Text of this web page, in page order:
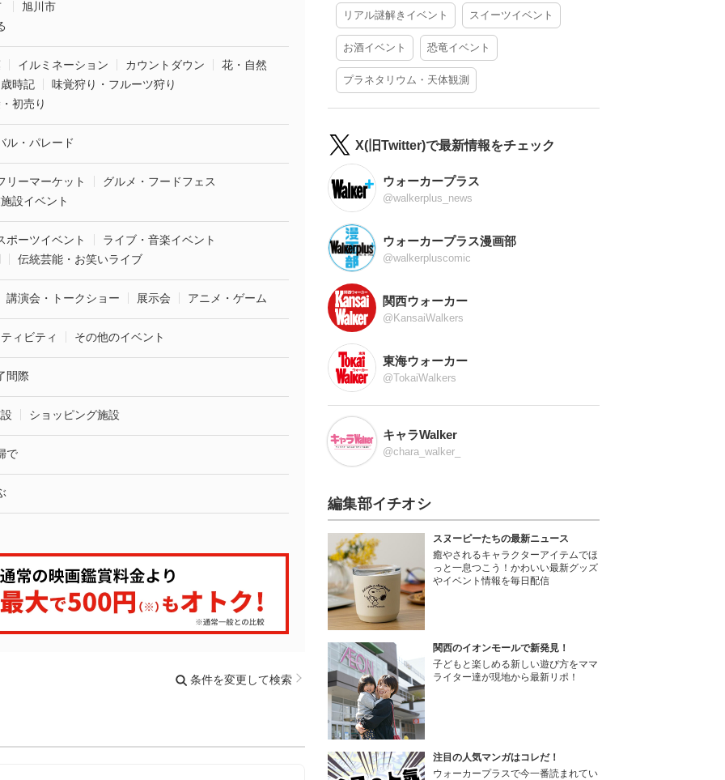
旭川市
イルミネーション カウントダウン
花・自然
時記
味覚狩り・フルーツ狩り
初売り
ル・パレード
リーマーケット
グルメ・フードフェス
設イベント
ポーツイベント
ライブ・音楽イベント
伝統芸能・お笑いライブ
講演会・トークショー 展示会 アニメ・ゲーム
ィビティ その他のイベント
間際
ショッピング施設
で
条件を変更して検索
リアル謎解きイベント スイーツイベント
お酒イベント 恐竜イベント
プラネタリウム・天体観測
X(旧Twitter)で最新情報をチェック
ウォーカープラス
@walkerplus_news
ウォーカープラス漫画部
@walkerpluscomic
関西ウォーカー
@KansaiWalkers
東海ウォーカー
@TokaiWalkers
キャラWalker
@chara_walker_
編集部イチオシ
スヌーピーたちの最新ニュース
癒やされるキャラクターアイテムでほ
っと一息つこう！かわいい最新グッズ
やイベント情報を毎日配信
関西のイオンモールで新発見！
子どもと楽しめる新しい遊び方をママ
ライター達が現地から最新リポ！
注目の人気マンガはコレだ！
ウォーカープラスで今一番読まれてい